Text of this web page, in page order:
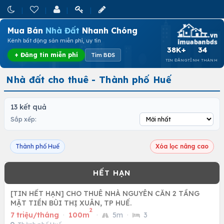
Mua Bán Nhà Đất Nhanh Chóng
Kênh bất động sản miễn phí, uy tín
+ Đăng tin miễn phí Tìm BĐS
38K+
TIN ĐĂNG
34
TỈNH THÀNH
Nhà đất cho thuê - Thành phố Huế
13 kết quả
Sắp xếp:
Thành phố Huế Xóa lọc nâng cao
[TIN HẾT HẠN] CHO THUÊ NHÀ NGUYÊN CĂN 2 TẦNG
MẶT TIỀN BÙI THỊ XUÂN, TP HUẾ.
7 triệu/tháng · 100m
2
· 5m · 3